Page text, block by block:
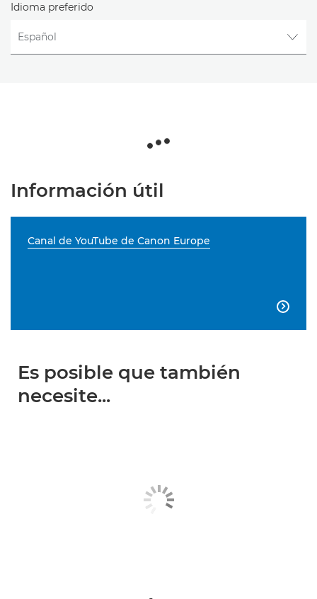
Idioma preferido
Información útil
Canal de YouTube de Canon Europe

Es posible que también
necesite...